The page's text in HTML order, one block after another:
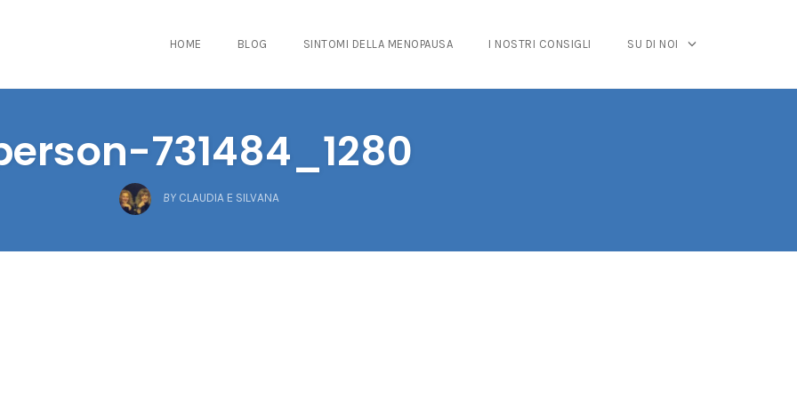
HOME BLOG SINTOMI DELLA MENOPAUSA I NOSTRI CONSIGLI SU DI NOI
731484_1280
BY CLAUDIA E SILVANA